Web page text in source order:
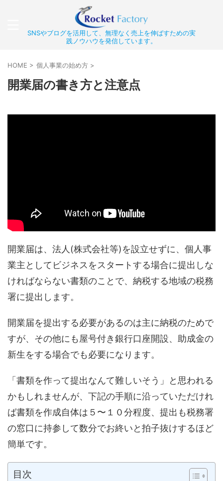
SNSやブログを活用して、無理なく売上を伸ばすための実
践ノウハウを発信しています。
HOME > 個人事業の始め方 >
開業届の書き方と注意点
開業届は、法人(株式会社等)を設立せずに、個人事
業主としてビジネスをスタートする場合に提出しな
ければならない書類のことで、納税する地域の税務
署に提出します。
開業届を提出する必要があるのは主に納税のためで
すが、その他にも屋号付き銀行口座開設、助成金の
新生をする場合でも必要になります。
「書類を作って提出なんて難しいそう」と思われる
かもしれませんが、下記の手順に沿っていただけれ
ば書類を作成自体は５〜１０分程度、提出も税務署
の窓口に持参して数分でお終いと拍子抜けするほど
簡単です。
目次